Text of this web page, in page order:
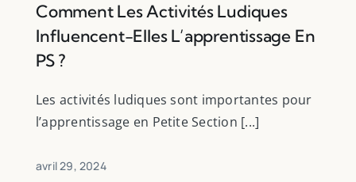
Comment Les Activités Ludiques
Influencent-Elles L’apprentissage En
PS ?
Les activités ludiques sont importantes pour
l’apprentissage en Petite Section [...]
avril 29, 2024
Filter by Custom Post Type
Jeux Ludiques
Leçons
Podcasts
Ressources PDF
Matières